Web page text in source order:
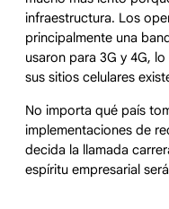
infraestructura. Los
principalmente una
usaron para 3G y 4G,
sus sitios celulares
No importa qué país
implementaciones de
decida la llamada
espíritu empresarial